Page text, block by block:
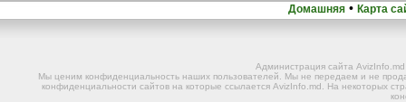
Домашняя • Карта
Администрация сайта
Мы ценим конфиденциальность наших пользователей. Мы не передаем и не
конфиденциальности сайтов на которые ссылается AvizInfo.md. На некоторых